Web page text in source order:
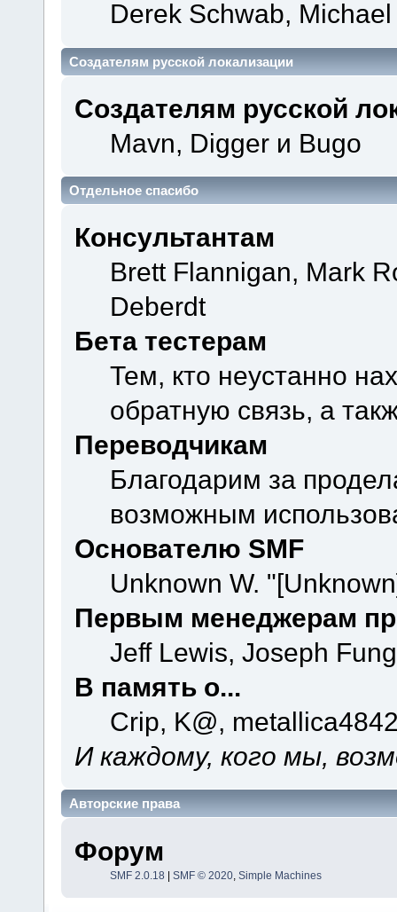
Derek Schwab,
Создателям русской локализации
Создателям русской
Mavn, Digger и Bugo
Отдельное спасибо
Консультантам
Brett Flannigan, Mark
Deberdt
Бета тестерам
Тем, кто неустанно
обратную связь, а
Переводчикам
Благодарим за
возможным
Основателю SMF
Unknown W.
Первым менеджерам
Jeff Lewis, Joseph
В память о...
Crip, K@,
И каждому, кого мы,
Авторские права
Форум
SMF 2.0.18 | SMF © 2020, Simple Machines